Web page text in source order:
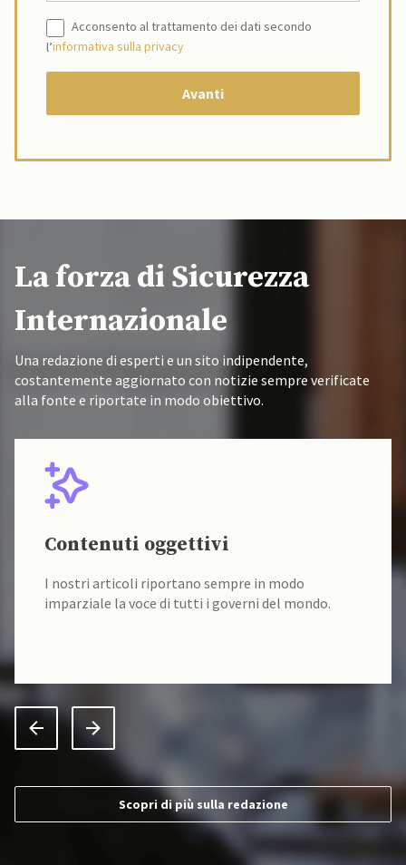
Acconsento al trattamento dei dati secondo
l’informativa sulla privacy
La forza di Sicurezza
Internazionale
Una redazione di esperti e un sito indipendente,
costantemente aggiornato con notizie sempre verificate
alla fonte e riportate in modo obiettivo.
Contenuti oggettivi
I nostri articoli riportano sempre in modo
imparziale la voce di tutti i governi del mondo.
Scopri di più sulla redazione